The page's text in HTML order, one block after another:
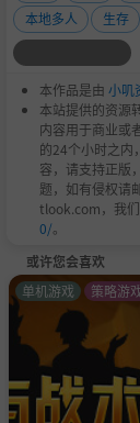
本地多人
生存
本作品是由 小叽
本站提供的资源
内容用于商业或
的24个小时之内
容，请支持正版
题，如有侵权请
tlook.com，我
0/。
或许您会喜欢
单机游戏 策略游